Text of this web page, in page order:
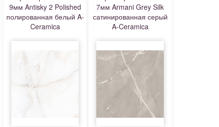
9мм Antisky 2 Polished
полированная белый A-
Ceramica
7мм Armani Grey Silk
сатинированная серый
A-Ceramica